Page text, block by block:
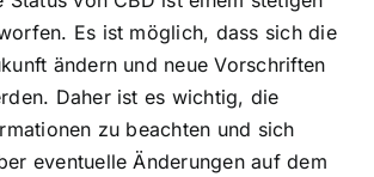
Es ist möglich, dass sich die
ändern und neue Vorschriften
Daher ist es wichtig, die
zu beachten und sich
eventuelle Änderungen auf dem